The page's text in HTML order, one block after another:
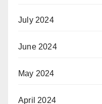
July 2024
June 2024
May 2024
April 2024